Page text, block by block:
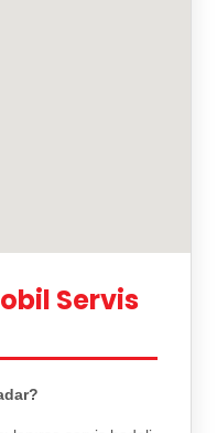
Servis